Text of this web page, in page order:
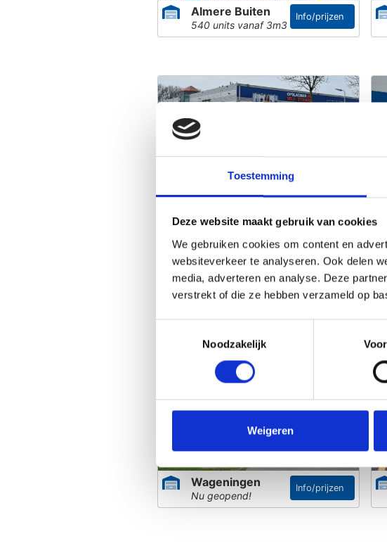
Toestemming
Deze website maakt gebruik van cookies
We gebruiken cookies om content en
websiteverkeer te analyseren. Ook delen
media, adverteren en analyse. Deze
verstrekt of die ze hebben verzameld op
Noodzakelijk
Weigeren
Almere Buiten
540 units vanaf 3m3
Info/prijzen
Amersfoort
Rijswijk Info/prijzen
Wageningen
Nu geopend!
Info/prijzen
Hoe werkt het?